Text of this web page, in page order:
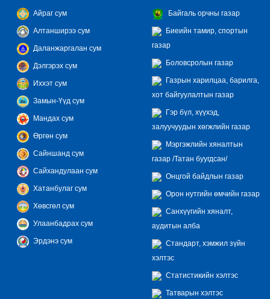
Айраг сум
Алтанширээ сум
Даланжаргалан сум
Дэлгэрэх сум
Иххэт сум
Замын-Үүд сум
Мандах сум
Өргөн сум
Сайншанд сум
Сайхандулаан сум
Хатанбулаг сум
Хөвсгөл сум
Улаанбадрах сум
Эрдэнэ сум
Байгаль орчны газар
Биеийн тамир, спортын
газар
Боловсролын газар
Газрын харилцаа, барилга,
хот байгуулалтын газар
Гэр бүл, хүүхэд,
залуучуудын хөгжлийн газар
Мэргэжлийн хяналтын
газар /Татан буугдсан/
Онцгой байдлын газар
Орон нутгийн өмчийн газар
Санхүүгийн хяналт,
аудитын алба
Стандарт, хэмжил зүйн
хэлтэс
Статистикийн хэлтэс
Татварын хэлтэс